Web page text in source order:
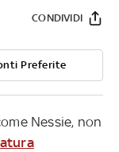
Preferite
CONDIVIDI
Nessie, non